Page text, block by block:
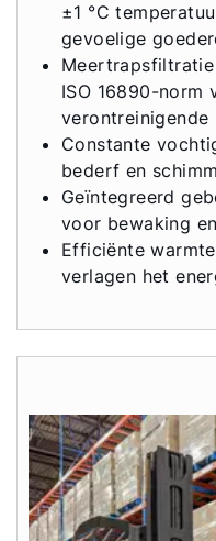
±1 °C
gevoelige
ISO 16890-norm
verontreinigende
Constante
bederf en
Geïntegreerd
voor bewaking
Efficiënte
verlagen het